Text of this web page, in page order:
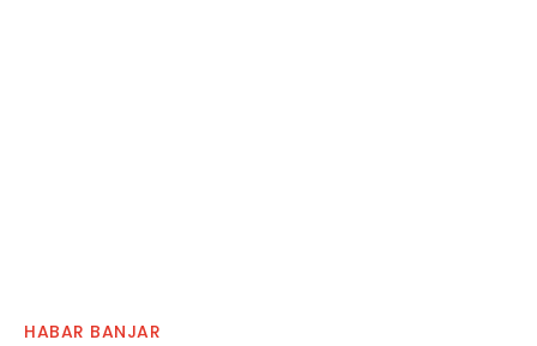
HABAR BANJAR